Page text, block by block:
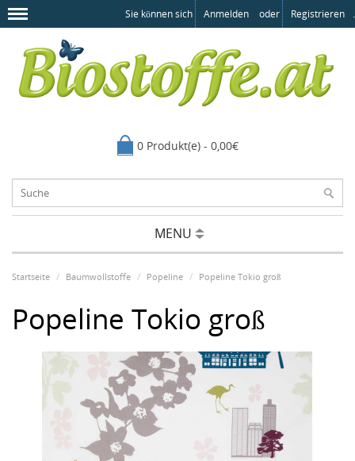
Sie können sich Anmelden oder Registrieren .
0 Produkt(e) - 0,00€
MENU
Startseite Baumwollstoffe Popeline Popeline Tokio groß
Popeline Tokio groß